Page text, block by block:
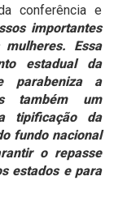
conferência e
importantes
Essa
estadual da
parabeniza a
também um
tipificação da
fundo nacional
o repasse
estados e para